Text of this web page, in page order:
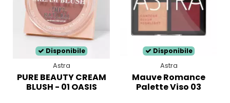
Disponibile
Astra
PURE BEAUTY CREAM
BLUSH - 01 OASIS
Disponibile
Astra
Mauve Romance
Palette Viso 03